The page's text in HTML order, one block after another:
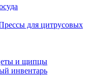
для цитрусовых
и щипцы
инвентарь